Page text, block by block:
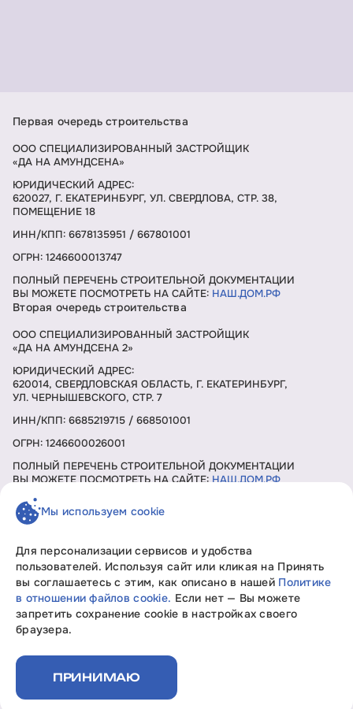
Первая очередь строительства
ООО СПЕЦИАЛИЗИРОВАННЫЙ ЗАСТРОЙЩИК
«ДА НА АМУНДСЕНА»
ЮРИДИЧЕСКИЙ АДРЕС:
620027, Г. ЕКАТЕРИНБУРГ, УЛ. СВЕРДЛОВА, СТР. 38,
ПОМЕЩЕНИЕ 18
ИНН/КПП: 6678135951 / 667801001
ОГРН: 1246600013747
ПОЛНЫЙ ПЕРЕЧЕНЬ СТРОИТЕЛЬНОЙ ДОКУМЕНТАЦИИ
ВЫ МОЖЕТЕ ПОСМОТРЕТЬ НА САЙТЕ: НАШ.ДОМ.РФ
Вторая очередь строительства
ООО СПЕЦИАЛИЗИРОВАННЫЙ ЗАСТРОЙЩИК
«ДА НА АМУНДСЕНА 2»
ЮРИДИЧЕСКИЙ АДРЕС:
620014, СВЕРДЛОВСКАЯ ОБЛАСТЬ, Г. ЕКАТЕРИНБУРГ,
УЛ. ЧЕРНЫШЕВСКОГО, СТР. 7
ИНН/КПП: 6685219715 / 668501001
ОГРН: 1246600026001
ПОЛНЫЙ ПЕРЕЧЕНЬ СТРОИТЕЛЬНОЙ ДОКУМЕНТАЦИИ
ВЫ МОЖЕТЕ ПОСМОТРЕТЬ НА САЙТЕ: НАШ.ДОМ.РФ
Девелопмент без границ «Свобода мысли»
Вся информация, представленная на данном сайте, носит
исключительно информационный характер, не является
офертой или публичной офертой согласно ст. 435, п. 2 ст.
Документы на строительство
Мы используем cookie
Для персонализации сервисов и удобства
пользователей. Используя сайт или кликая на Принять
вы соглашаетесь с этим, как описано в нашей Политике
в отношении файлов cookie. Если нет — Вы можете
запретить сохранение cookie в настройках своего
браузера.
ПРИНИМАЮ